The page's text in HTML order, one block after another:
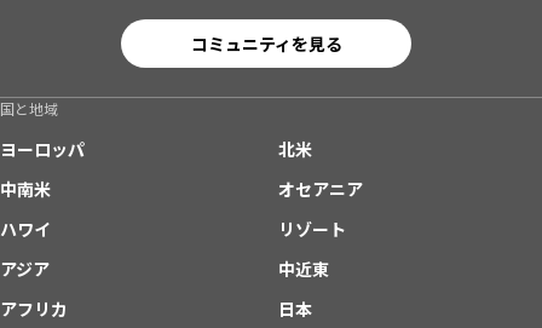
コミュニティを見る
国と地域
ヨーロッパ
北米
中南米
オセアニア
ハワイ
リゾート
アジア
中近東
アフリカ
日本